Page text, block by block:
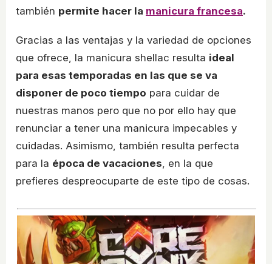
también permite hacer la manicura francesa.
Gracias a las ventajas y la variedad de opciones
que ofrece, la manicura shellac resulta ideal
para esas temporadas en las que se va
disponer de poco tiempo para cuidar de
nuestras manos pero que no por ello hay que
renunciar a tener una manicura impecables y
cuidadas. Asimismo, también resulta perfecta
para la época de vacaciones, en la que
prefieres despreocuparte de este tipo de cosas.